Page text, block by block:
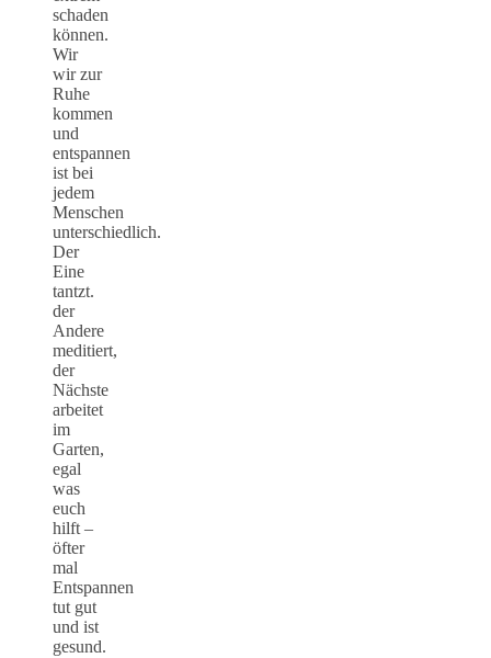
schaden
können.
Wir
wir zur
Ruhe
kommen
und
entspannen
ist bei
jedem
Menschen
unterschiedlich.
Der
Eine
tantzt.
der
Andere
meditiert,
der
Nächste
arbeitet
im
Garten,
egal
was
euch
hilft –
öfter
mal
Entspannen
tut gut
und ist
gesund.